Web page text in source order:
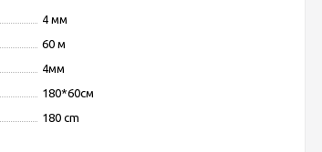
4 мм
60 м
4мм
180*60см
180 cm